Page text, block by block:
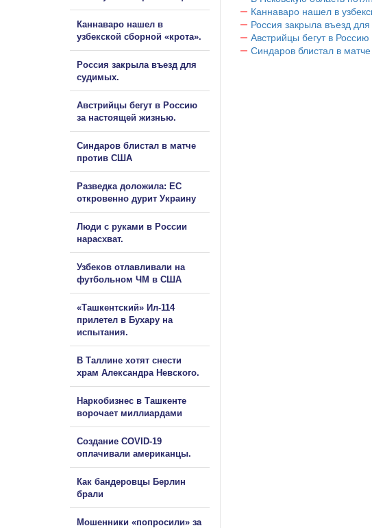
Каннаваро нашел в
Россия закрыла въезд
Австрийцы бегут в
Синдаров блистал в
Каннаваро нашел в
узбекской сборной «крота».
Россия закрыла въезд для
судимых.
Австрийцы бегут в Россию
за настоящей жизнью.
Синдаров блистал в матче
против США
Разведка доложила: ЕС
откровенно дурит Украину
Люди с руками в России
нарасхват.
Узбеков отлавливали на
футбольном ЧМ в США
«Ташкентский» Ил-114
прилетел в Бухару на
испытания.
В Таллине хотят снести
храм Александра Невского.
Наркобизнес в Ташкенте
ворочает миллиардами
Создание COVID-19
оплачивали американцы.
Как бандеровцы Берлин
брали
Мошенники «попросили» за